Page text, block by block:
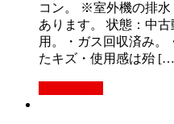
コン。 ※室外機の排水
あります。 状態：中
用。・ガス回収済み。
たキズ・使用感は殆